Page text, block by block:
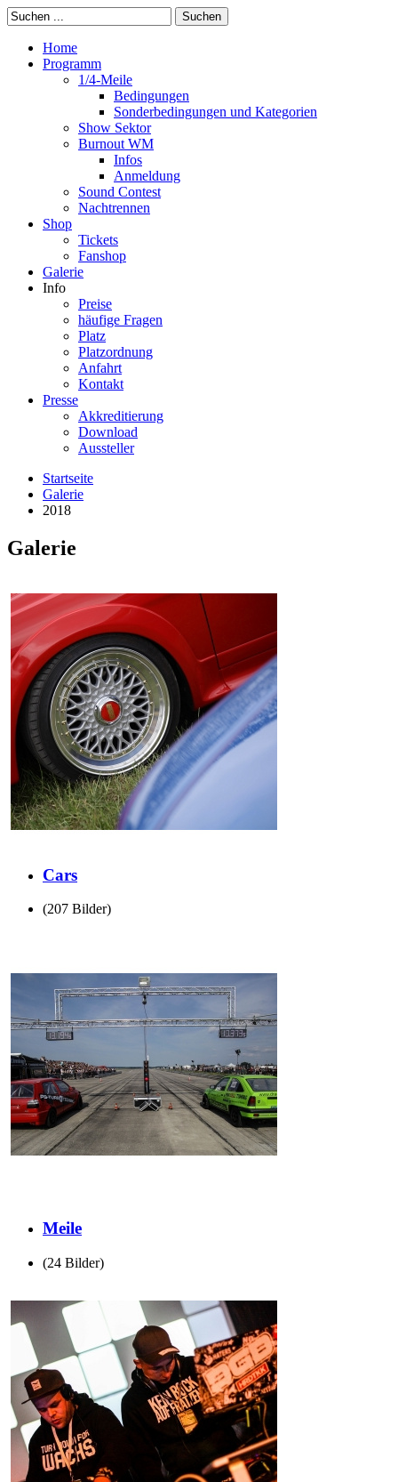
Suchen
Home
Programm
1/4-Meile
Bedingungen
Sonderbedingungen und Kategorien
Show Sektor
Burnout WM
Infos
Anmeldung
Sound Contest
Nachtrennen
Shop
Tickets
Fanshop
Galerie
Info
Preise
häufige Fragen
Platz
Platzordnung
Anfahrt
Kontakt
Presse
Akkreditierung
Download
Aussteller
Startseite
Galerie
2018
Galerie
Cars
(207 Bilder)
Meile
(24 Bilder)